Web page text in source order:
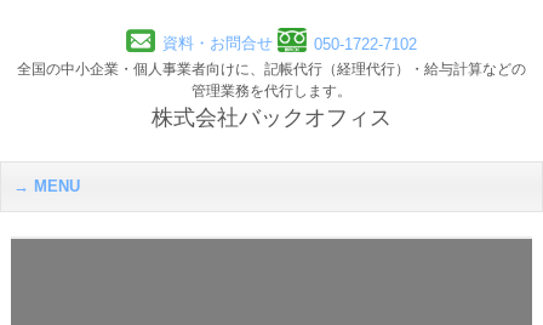
資料・お問合せ 050-1722-7102
全国の中小企業・個人事業者向けに、記帳代行（経理代行）・給与計算などの
管理業務を代行します。
株式会社バックオフィス
MENU